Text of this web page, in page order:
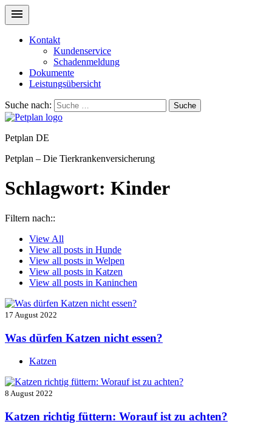
Kontakt
Kundenservice
Schadenmeldung
Dokumente
Leistungsübersicht
Suche nach: Suche
Petplan DE
Petplan – Die Tierkrankenversicherung
Schlagwort: Kinder
Filtern nach::
View All
View all posts in Hunde
View all posts in Welpen
View all posts in Katzen
View all posts in Kaninchen
17 August 2022
Was dürfen Katzen nicht essen?
Katzen
8 August 2022
Katzen richtig füttern: Worauf ist zu achten?